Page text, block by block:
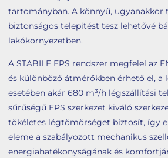
tartományban. A könnyű, ugyanakkor
biztonságos telepítést tesz lehetővé
lakókörnyezetben.
A STABILE EPS rendszer megfelel az
és különböző átmérőkben érhető el, a
esetében akár 680 m³/h légszállítási
sűrűségű EPS szerkezet kiváló
tökéletes légtömörséget biztosít, így
eleme a szabályozott mechanikus
energiahatékonyságának és